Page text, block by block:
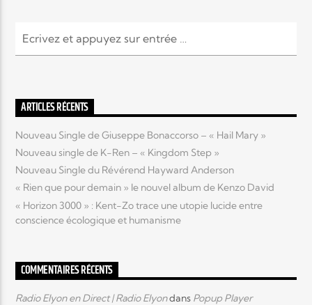
ARTICLES RÉCENTS
Nouveau Single de Giuseppe Bonaccorso – « Hail Mary »
Nouveau single de K-Ren – « Kingdom Step »
Nouveau Single du Révérend Hayward Anderson
« Rien que pour demain » le nouvel album de Kenzo David
« Horizon 3000 » : Kent-Zo trace une utopie lucide entre
conscience écologique et humanisme
COMMENTAIRES RÉCENTS
Radio Elyon en Direct | Radio Elyondans Popup Player